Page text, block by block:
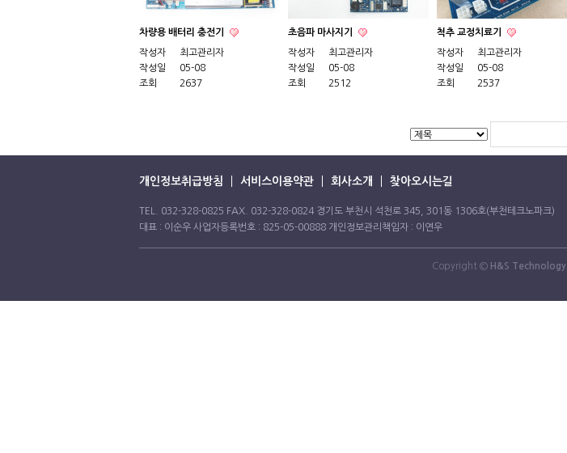
차량용 배터리 충전기
작성자
최고관리자
작성일
05-08
조회
2637
초음파 마사지기
작성자
최고관리자
작성일
05-08
조회
2512
척추 교정치료기
작성자
최고관리자
작성일
05-08
조회
2537
개인정보취급방침 서비스이용약관 회사소개 찾아오시는길
TEL. 032-328-0825 FAX. 032-328-0824 경기도 부천시 석천로 345, 301동 1306호(부천테크노파크)
대표 : 이순우 사업자등록번호 : 825-05-00888 개인정보관리책임자 : 이연우
Copyright © H&S Technology.